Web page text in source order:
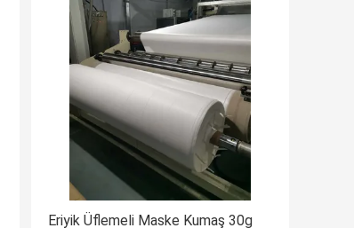
Eriyik Üflemeli Maske Kumaş 30g